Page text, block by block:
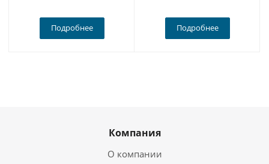
Подробнее Подробнее
Компания
О компании